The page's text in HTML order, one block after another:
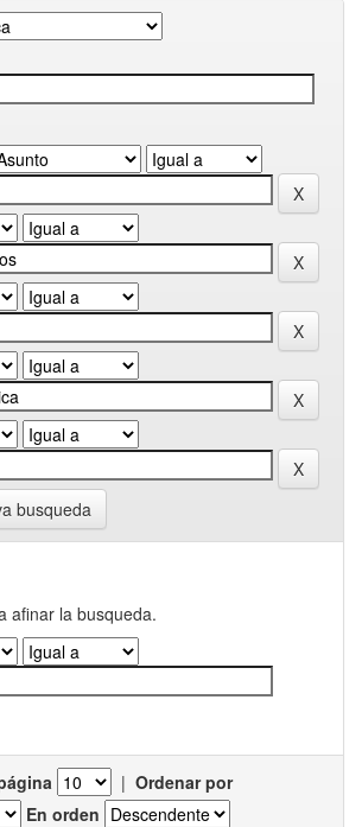
busqueda
afinar la busqueda.
| Ordenar por
En orden